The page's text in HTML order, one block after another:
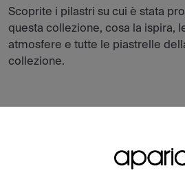
Scoprite i pilastri su cui è stata
questa collezione, cosa la ispira,
atmosfere e tutte le piastrelle
collezione.